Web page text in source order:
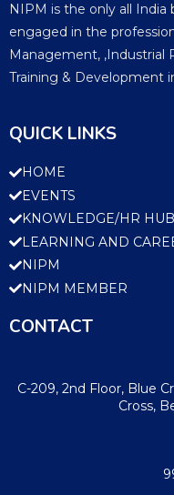
NIPM is the only all
engaged in the
Management, ,Industrial
Training & Development
QUICK LINKS
HOME
EVENTS
KNOWLEDGE/HR HUB
LEARNING AND
NIPM
NIPM MEMBER
CONTACT
C-209, 2nd Floor, Blue
Cross,